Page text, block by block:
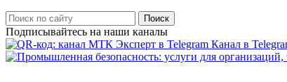
Поиск
Подписывайтесь на наши каналы
Канал в